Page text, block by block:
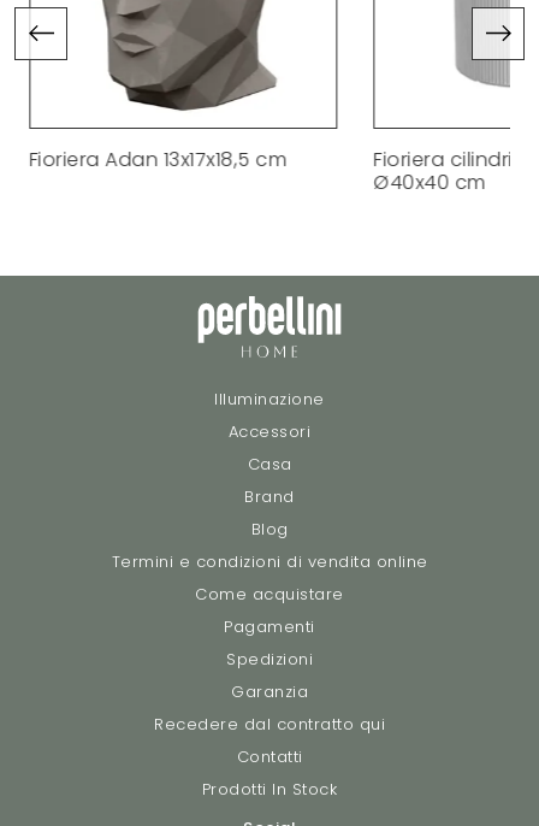
Fioriera Adan 13x17x18,5 cm
Fioriera
Ø40x40 cm
Illuminazione
Accessori
Casa
Brand
Blog
Termini e condizioni di vendita online
Come acquistare
Pagamenti
Spedizioni
Garanzia
Recedere dal contratto qui
Contatti
Prodotti In Stock